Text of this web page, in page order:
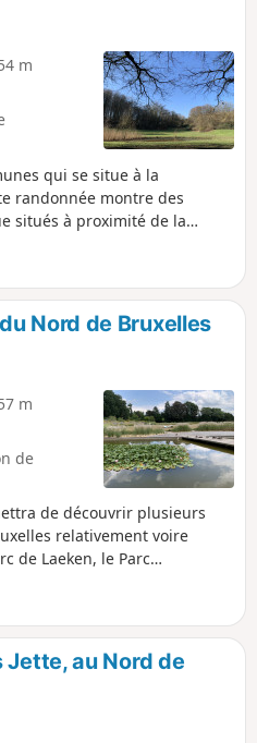
m
qui se situe à la
randonnée montre des
situés à proximité de la
petit ruisseau : le Linkebeek
randonnée.
Nord de Bruxelles
m
de
de découvrir plusieurs
relativement voire
de Laeken, le Parc
au Nord de